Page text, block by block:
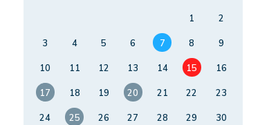
1
2
3
4 5 6 7 8
9
10
11 12 13 14 15
16
17
18 19 20 21 22
23
24
25 26 27 28 29
30